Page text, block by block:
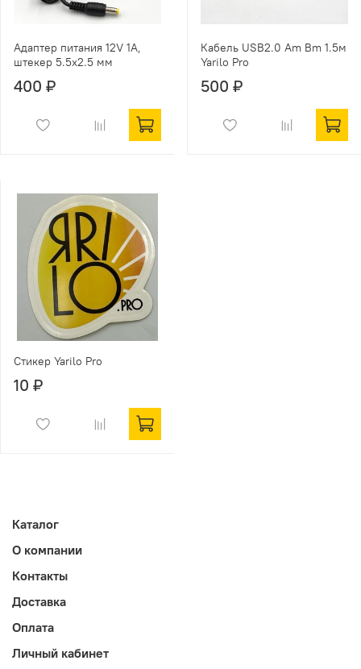
Адаптер питания 12V 1A,
штекер 5.5x2.5 мм
400 ₽
Кабель USB2.0 Am Bm 1.5м
Yarilo Pro
500 ₽
Стикер Yarilo Pro
10 ₽
Каталог
О компании
Контакты
Доставка
Оплата
Личный кабинет